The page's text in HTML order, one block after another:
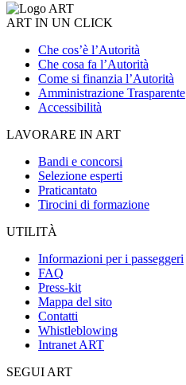
ART IN UN CLICK
Che cos’è l’Autorità
Che cosa fa l’Autorità
Come si finanzia l’Autorità
Amministrazione Trasparente
Accessibilità
LAVORARE IN ART
Bandi e concorsi
Selezione esperti
Praticantato
Tirocini di formazione
UTILITÀ
Informazioni per i passeggeri
FAQ
Press-kit
Mappa del sito
Contatti
Whistleblowing
Intranet ART
SEGUI ART